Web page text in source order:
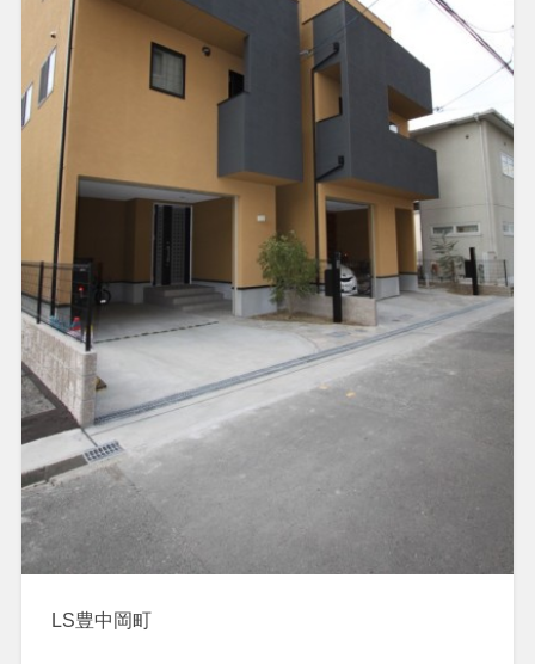
LS豊中岡町